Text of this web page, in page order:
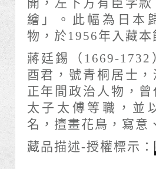
開，左下方有臣字
繪」。此幅為日本
物，於1956年入藏本
蔣廷錫（1669-1732
酉君，號青桐居士
正年間政治人物，曾
太子太傅等職，並
名，擅畫花鳥，寫意
藏品描述-授權標示：